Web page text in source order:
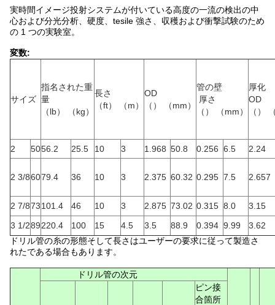
実時間イメージ投射システムが付いている高度の一流の検出の中
心および分光分析、硬度、tesile 強さ、収穫および衝撃試験のため
の 1 つの実験室。
変数:
サイズ
指名された重
量
（lb） （kg）
長さ
（ft） （m）
OD
（） （mm）
管の壁
厚さ
（） （mm）
厚化
OD
（）
2 5056.2 25.5 10 3 1.968 50.8 0.256 6.5 2.24
2 3/86079.4 36 10 3 2.375 60.32 0.295 7.5 2.657
2 7/873101.4 46 10 3 2.875 73.02 0.315 8.0
3.15
3 1/289220.4 100 15 4.5 3.5 88.9 0.394 9.99
3.62
ドリル管の糸の形態そして長さはユーザーの要求に従って製造さ
れたである場合もあります。
ドリル管の次元
ピン接
合箇所